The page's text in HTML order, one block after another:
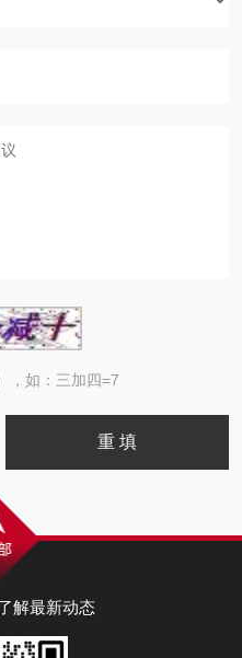
，如：三加四=7
解最新动态